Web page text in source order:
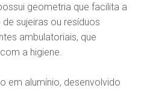
geometria que facilita a
sujeiras ou resíduos
ambulatoriais, que
a higiene.
em alumínio, desenvolvido